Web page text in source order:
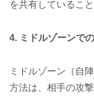
を共有していること
4. ミドルゾーンで
ミドルゾーン（自
方法は、相手の攻